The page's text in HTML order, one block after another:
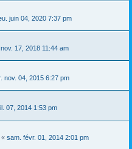
juin 04, 2020 7:37 pm
17, 2018 11:44 am
nov. 04, 2015 6:27 pm
07, 2014 1:53 pm
« sam. févr. 01, 2014 2:01 pm